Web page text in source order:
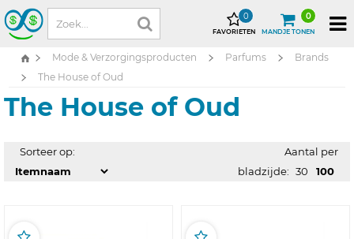
FAVORIETEN
0
MANDJE TONEN
0
Mode & Verzorgingsproducten Parfums
Brands
The House of Oud
The House of Oud
Sorteer op:
Aantal per
bladzijde: 30 100